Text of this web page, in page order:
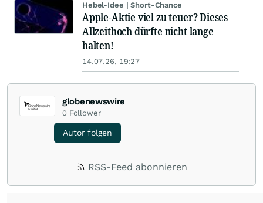
Hebel-Idee | Short-Chance
Apple-Aktie viel zu teuer? Dieses
Allzeithoch dürfte nicht lange
halten!
14.07.26, 19:27
globenewswire
0 Follower
Autor folgen
RSS-Feed abonnieren